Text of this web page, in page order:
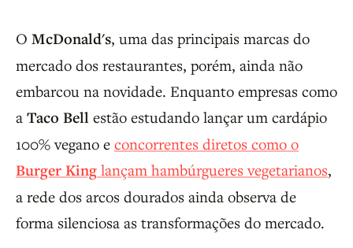
O McDonald's, uma das principais marcas do
mercado dos restaurantes, porém, ainda não
embarcou na novidade. Enquanto empresas como
a Taco Bell estão estudando lançar um cardápio
100% vegano e concorrentes diretos como o
Burger King lançam hambúrgueres vegetarianos,
a rede dos arcos dourados ainda observa de
forma silenciosa as transformações do mercado.